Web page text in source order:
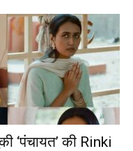
‘पंचायत’ की Rinki